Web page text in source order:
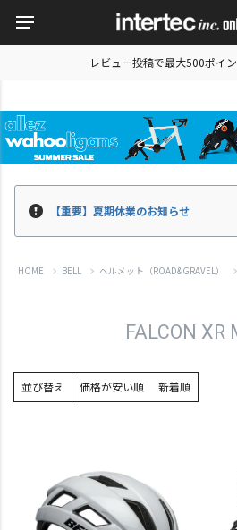
レビュー投稿で最大500ポイ
【重要】夏期休業のお知らせ
HOME BELL ヘルメット（ROAD&GRAVEL）
FALCON XR
並び替え 価格が安い順 新着順